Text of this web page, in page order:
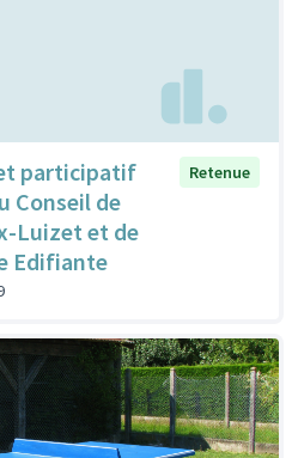
participatif
Conseil de
Luizet et de
Edifiante
Retenue